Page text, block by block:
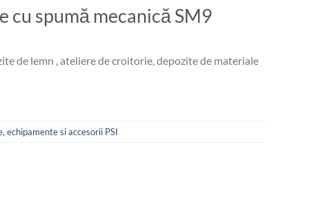
cu spumă mecanică SM9
de lemn , ateliere de croitorie, depozite de materiale
echipamente si accesorii PSI